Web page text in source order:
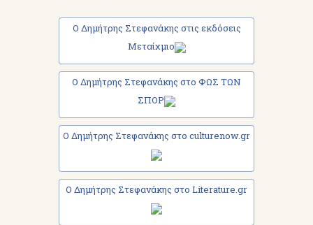
Ο Δημήτρης Στεφανάκης στις εκδόσεις
Μεταίχμιο
Ο Δημήτρης Στεφανάκης στο ΦΩΣ ΤΩΝ
ΣΠΟΡ
Ο Δημήτρης Στεφανάκης στο culturenow.gr
Ο Δημήτρης Στεφανάκης στο Literature.gr